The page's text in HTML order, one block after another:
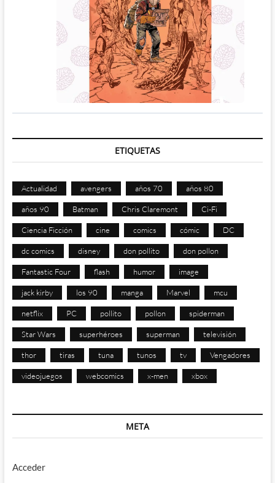
ETIQUETAS
Actualidad avengers años 70 años 80
años 90 Batman Chris Claremont Ci-Fi
Ciencia Ficción cine comics cómic DC
dc comics disney don pollito don pollon
Fantastic Four flash humor image
jack kirby los 90 manga Marvel mcu
netflix PC pollito pollon spiderman
Star Wars superhéroes superman televisión
thor tiras tuna tunos tv Vengadores
videojuegos webcomics x-men xbox
META
Acceder